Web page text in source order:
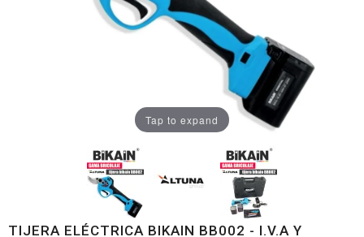
Tap to expand
TIJERA ELÉCTRICA BIKAIN BB002 - I.V.A Y